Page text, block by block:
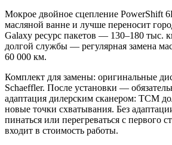
Мокрое двойное сцепление PowerShift
масляной ванне и лучше переносит
Galaxy ресурс пакетов — 130–180 тыс.
долгой службы — регулярная замена
60 000 км.
Комплект для замены: оригинальные
Schaeffler. После установки —
адаптация дилерским сканером: TCM
новые точки схватывания. Без
пинаться или перегреваться с первого
входит в стоимость работы.